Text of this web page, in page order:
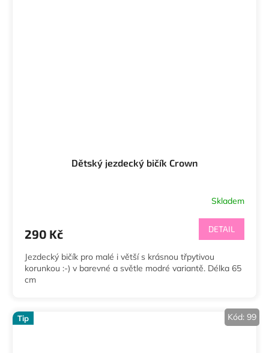
Dětský jezdecký bičík Crown
Skladem
290 Kč DETAIL
Jezdecký bičík pro malé i větší s krásnou třpytivou
korunkou :-) v barevné a světle modré variantě. Délka 65
cm
Tip Kód: 99